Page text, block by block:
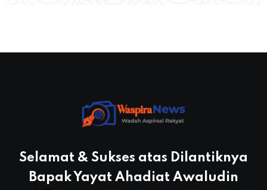
Selamat & Sukses atas Dilantiknya
Bapak Yayat Ahadiat Awaludin